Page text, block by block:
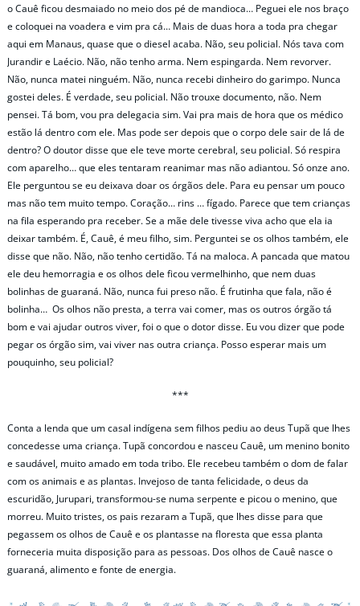
o Cauê ficou desmaiado no meio dos pé de mandioca… Peguei ele nos braço
e coloquei na voadera e vim pra cá… Mais de duas hora a toda pra chegar
aqui em Manaus, quase que o diesel acaba. Não, seu policial. Nós tava com
Jurandir e Laécio. Não, não tenho arma. Nem espingarda. Nem revorver.
Não, nunca matei ninguém. Não, nunca recebi dinheiro do garimpo. Nunca
gostei deles. É verdade, seu policial. Não trouxe documento, não. Nem
pensei. Tá bom, vou pra delegacia sim. Vai pra mais de hora que os médico
estão lá dentro com ele. Mas pode ser depois que o corpo dele sair de lá de
dentro? O doutor disse que ele teve morte cerebral, seu policial. Só respira
com aparelho… que eles tentaram reanimar mas não adiantou. Só onze ano.
Ele perguntou se eu deixava doar os órgãos dele. Para eu pensar um pouco
mas não tem muito tempo. Coração… rins … fígado. Parece que tem crianças
na fila esperando pra receber. Se a mãe dele tivesse viva acho que ela ia
deixar também. É, Cauê, é meu filho, sim. Perguntei se os olhos também, ele
disse que não. Não, não tenho certidão. Tá na maloca. A pancada que matou
ele deu hemorragia e os olhos dele ficou vermelhinho, que nem duas
bolinhas de guaraná. Não, nunca fui preso não. É frutinha que fala, não é
bolinha… Os olhos não presta, a terra vai comer, mas os outros órgão tá
bom e vai ajudar outros viver, foi o que o dotor disse. Eu vou dizer que pode
pegar os órgão sim, vai viver nas outra criança. Posso esperar mais um
pouquinho, seu policial?
***
Conta a lenda que um casal indígena sem filhos pediu ao deus Tupã que lhes
concedesse uma criança. Tupã concordou e nasceu Cauê, um menino bonito
e saudável, muito amado em toda tribo. Ele recebeu também o dom de falar
com os animais e as plantas. Invejoso de tanta felicidade, o deus da
escuridão, Jurupari, transformou-se numa serpente e picou o menino, que
morreu. Muito tristes, os pais rezaram a Tupã, que lhes disse para que
pegassem os olhos de Cauê e os plantasse na floresta que essa planta
forneceria muita disposição para as pessoas. Dos olhos de Cauê nasce o
guaraná, alimento e fonte de energia.